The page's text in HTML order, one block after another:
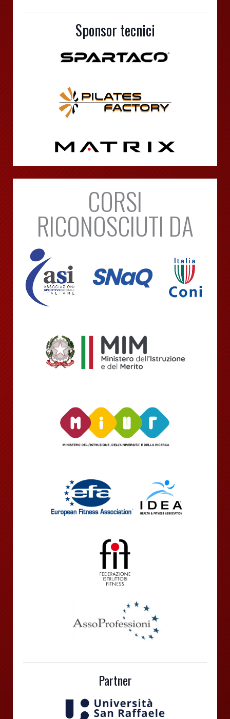
Sponsor tecnici
CORSI
RICONOSCIUTI DA
Partner